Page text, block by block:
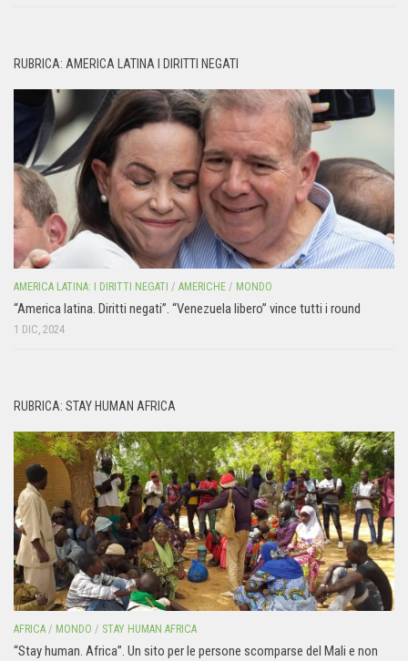
RUBRICA: AMERICA LATINA I DIRITTI NEGATI
AMERICA LATINA: I DIRITTI NEGATI / AMERICHE / MONDO
“America latina. Diritti negati”. “Venezuela libero” vince tutti i round
1 DIC, 2024
RUBRICA: STAY HUMAN AFRICA
AFRICA / MONDO / STAY HUMAN AFRICA
“Stay human. Africa”. Un sito per le persone scomparse del Mali e non